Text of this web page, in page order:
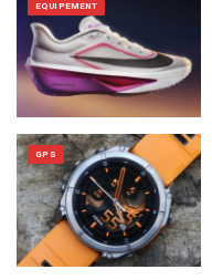
EQUIPEMENT
GPS